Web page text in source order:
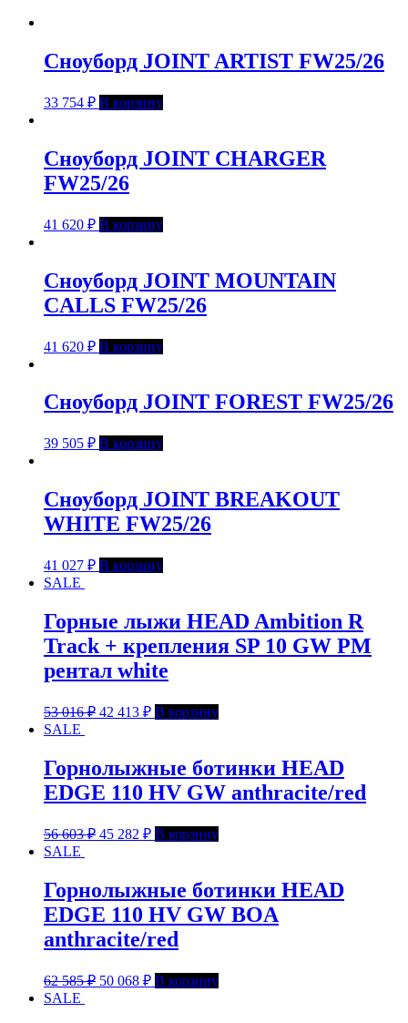
Сноуборд JOINT ARTIST FW25/26
33 754 ₽ В корзину
Сноуборд JOINT CHARGER
FW25/26
41 620 ₽ В корзину
Сноуборд JOINT MOUNTAIN
CALLS FW25/26
41 620 ₽ В корзину
Сноуборд JOINT FOREST FW25/26
39 505 ₽ В корзину
Сноуборд JOINT BREAKOUT
WHITE FW25/26
41 027 ₽ В корзину
SALE
Горные лыжи HEAD Ambition R
Track + крепления SP 10 GW PM
рентал white
53 016₽ 42 413 ₽ В корзину
SALE
Горнолыжные ботинки HEAD
EDGE 110 HV GW anthracite/red
56 603₽ 45 282 ₽ В корзину
SALE
Горнолыжные ботинки HEAD
EDGE 110 HV GW BOA
anthracite/red
62 585₽ 50 068 ₽ В корзину
SALE